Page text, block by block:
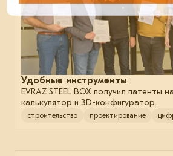
Удобные инструменты
EVRAZ STEEL BOX получил патенты
калькулятор и 3D-конфигуратор.
строительство проектирование